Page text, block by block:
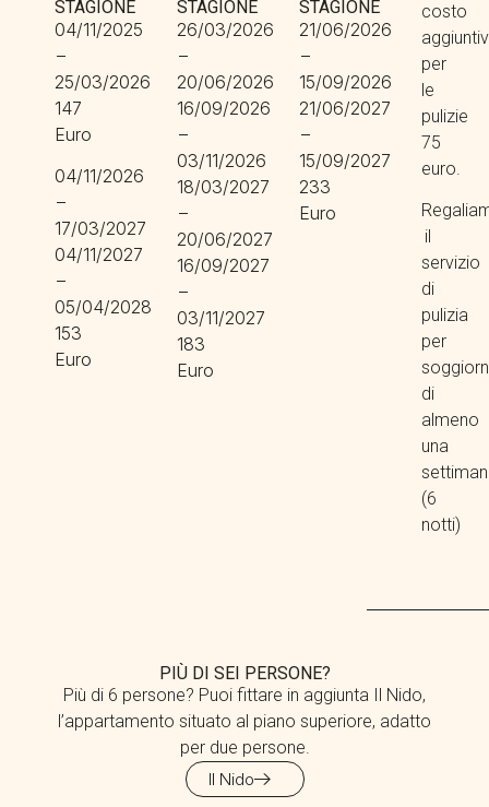
STAGIONE
04/11/2025
–
25/03/2026
147
Euro
04/11/2026
–
17/03/2027
04/11/2027
–
05/04/2028
153
Euro
STAGIONE
26/03/2026
–
20/06/2026
16/09/2026
–
03/11/2026
18/03/2027
–
20/06/2027
16/09/2027
–
03/11/2027
183
Euro
STAGIONE
21/06/2026
–
15/09/2026
21/06/2027
–
15/09/2027
233
Euro
costo
per
le
pulizie
75
euro.
il
servizio
di
pulizia
per
di
almeno
una
(6
notti)
PIÙ DI SEI PERSONE?
Più di 6 persone? Puoi fittare in aggiunta Il Nido,
l’appartamento situato al piano superiore, adatto
per due persone.
Il Nido